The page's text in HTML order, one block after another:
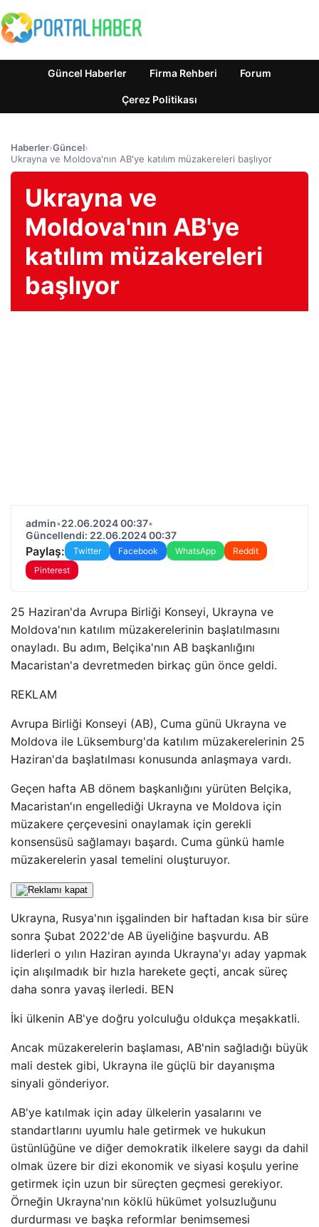
Güncel Haberler Firma Rehberi Forum
Çerez Politikası
Haberler›Güncel›
Ukrayna ve Moldova'nın AB'ye katılım müzakereleri başlıyor
Ukrayna ve
Moldova'nın AB'ye
katılım müzakereleri
başlıyor
admin•22.06.2024 00:37•
Güncellendi: 22.06.2024 00:37
Paylaş: Twitter Facebook WhatsApp
Reddit
Pinterest
25 Haziran'da Avrupa Birliği Konseyi, Ukrayna ve
Moldova'nın katılım müzakerelerinin başlatılmasını
onayladı. Bu adım, Belçika'nın AB başkanlığını
Macaristan'a devretmeden birkaç gün önce geldi.
REKLAM
Avrupa Birliği Konseyi (AB), Cuma günü Ukrayna ve
Moldova ile Lüksemburg'da katılım müzakerelerinin 25
Haziran'da başlatılması konusunda anlaşmaya vardı.
Geçen hafta AB dönem başkanlığını yürüten Belçika,
Macaristan'ın engellediği Ukrayna ve Moldova için
müzakere çerçevesini onaylamak için gerekli
konsensüsü sağlamayı başardı. Cuma günkü hamle
müzakerelerin yasal temelini oluşturuyor.
Ukrayna, Rusya'nın işgalinden bir haftadan kısa bir süre
sonra Şubat 2022'de AB üyeliğine başvurdu. AB
liderleri o yılın Haziran ayında Ukrayna'yı aday yapmak
için alışılmadık bir hızla harekete geçti, ancak süreç
daha sonra yavaş ilerledi. BEN
İki ülkenin AB'ye doğru yolculuğu oldukça meşakkatli.
Ancak müzakerelerin başlaması, AB'nin sağladığı büyük
mali destek gibi, Ukrayna ile güçlü bir dayanışma
sinyali gönderiyor.
AB'ye katılmak için aday ülkelerin yasalarını ve
standartlarını uyumlu hale getirmek ve hukukun
üstünlüğüne ve diğer demokratik ilkelere saygı da dahil
olmak üzere bir dizi ekonomik ve siyasi koşulu yerine
getirmek için uzun bir süreçten geçmesi gerekiyor.
Örneğin Ukrayna'nın köklü hükümet yolsuzluğunu
durdurması ve başka reformlar benimsemesi